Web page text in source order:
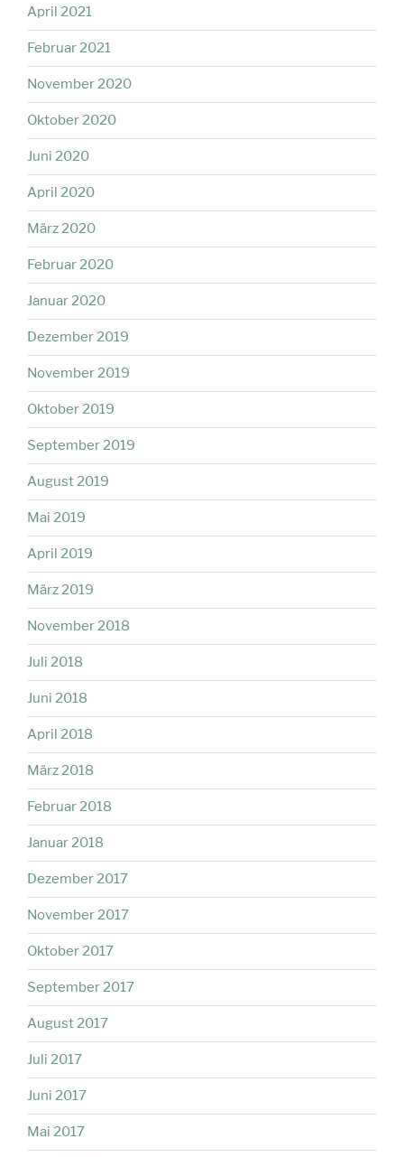
April 2021
Februar 2021
November 2020
Oktober 2020
Juni 2020
April 2020
März 2020
Februar 2020
Januar 2020
Dezember 2019
November 2019
Oktober 2019
September 2019
August 2019
Mai 2019
April 2019
März 2019
November 2018
Juli 2018
Juni 2018
April 2018
März 2018
Februar 2018
Januar 2018
Dezember 2017
November 2017
Oktober 2017
September 2017
August 2017
Juli 2017
Juni 2017
Mai 2017